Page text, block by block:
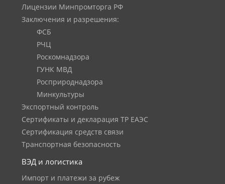
Лицензии Минпромторга РФ
Заключения и разрешения:
ФСБ
РЧЦ
Роскомнадзора
ГУНК МВД
Росприроднадзора
Минкультуры
Экспортный контроль
Сертификаты и декларация ТР ЕАЭС
Сертификация средств связи
Транспортная безопасность
ВЭД и логистика
Импорт и платежи за рубеж